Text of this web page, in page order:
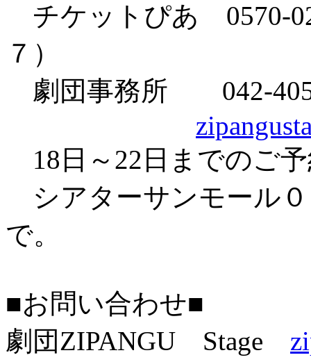
チケットぴあ 0570-
７）
劇団事務所 042-
18日～22日までのご
シアターサンモール
で。
■お問い合わせ■
劇団ZIPANGU Stage